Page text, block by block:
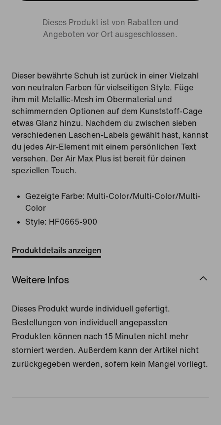
Dieses Produkt ist von Rabatten und
Angeboten vor Ort ausgeschlossen.
Dieser bewährte Schuh ist zurück in einer Vielzahl
von neutralen Farben für vielseitigen Style. Füge
ihm mit Metallic-Mesh im Obermaterial und
schimmernden Optionen auf dem Kunststoff-Cage
etwas Glanz hinzu. Nachdem du zwischen sieben
verschiedenen Laschen-Labels gewählt hast, kannst
du jedes Air-Element mit einem persönlichen Text
versehen. Der Air Max Plus ist bereit für deinen
speziellen Touch.
Gezeigte Farbe: Multi-Color/Multi-Color/Multi-
Color
Style: HF0665-900
Produktdetails anzeigen
Weitere Infos
Dieses Produkt wurde individuell gefertigt.
Bestellungen von individuell angepassten
Produkten können nach 15 Minuten nicht mehr
storniert werden. Außerdem kann der Artikel nicht
zurückgegeben werden, sofern kein Mangel vorliegt.